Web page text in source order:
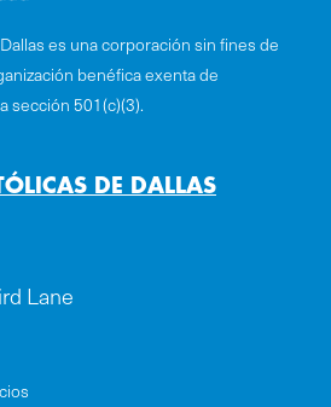
DE DALLAS
Lane
es una corporación sin fines de
benéfica exenta de
sección 501(c)(3).